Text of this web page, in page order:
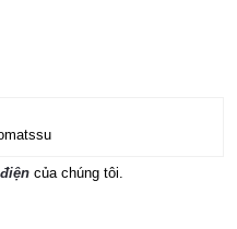
của chúng tôi.